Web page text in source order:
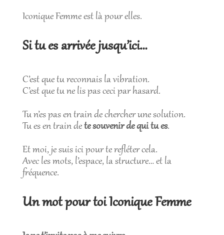
Iconique Femme est là pour elles.
Si tu es arrivée jusqu’ici…
C’est que tu reconnais la vibration.
C’est que tu ne lis pas ceci par hasard.
Tu n’es pas en train de chercher une solution.
Tu es en train dete souvenir de qui tu es.
Et moi, je suis ici pour te refléter cela.
Avec les mots, l’espace, la structure… et la
fréquence.
Un mot pour toi Iconique Femme